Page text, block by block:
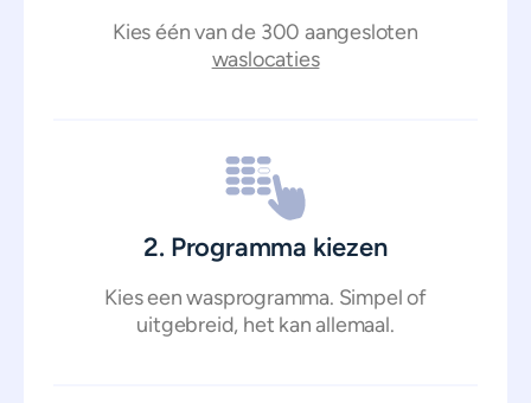
Kies één van de 300 aangesloten
waslocaties
2. Programma kiezen
Kies een wasprogramma. Simpel of
uitgebreid, het kan allemaal.